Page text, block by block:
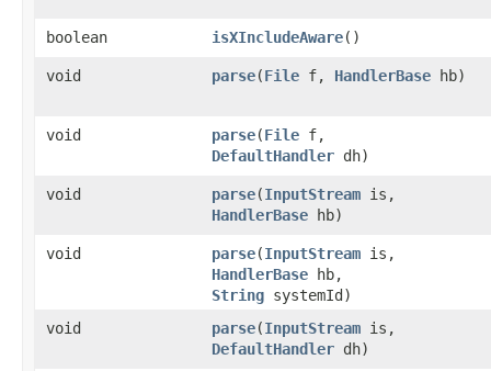
boolean isXIncludeAware​()
void parse​(File f, HandlerBase hb)
void parse​(File f,
DefaultHandler dh)
void parse​(InputStream is,
HandlerBase hb)
void parse​(InputStream is,
HandlerBase hb,
String systemId)
void
parse​(InputStream is,
DefaultHandler dh)